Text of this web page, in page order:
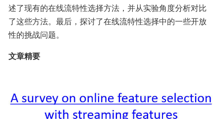
述了现有的在线流特性选择方法，并从实验角度分析对比
了这些方法。最后，探讨了在线流特性选择中的一些开放
性的挑战问题。
文章精要